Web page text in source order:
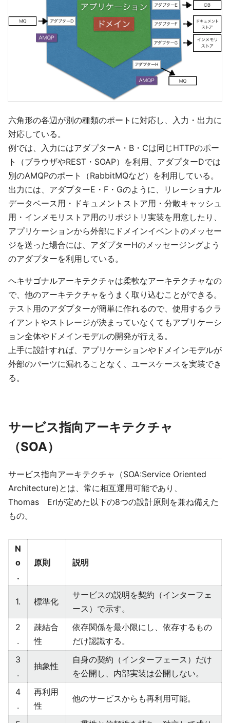
六角形の各辺が別の種類のポートに対応し、入力・出力に
対応している。
例では、入力にはアダプターA・B・Cは同じHTTPのポー
ト（ブラウザやREST・SOAP）を利用、アダプターDでは
別のAMQPのポート（RabbitMQなど）を利用している。
出力には、アダプターE・F・Gのように、リレーショナル
データベース用・ドキュメントストア用・分散キャッシュ
用・インメモリストア用のリポジトリ実装を用意したり、
アプリケーションから外部にドメインイベントのメッセー
ジを送った場合には、アダプターHのメッセージングよう
のアダプターを利用している。
ヘキサゴナルアーキテクチャは柔軟なアーキテクチャなの
で、他のアーキテクチャをうまく取り込むことができる。
テスト用のアダプターが簡単に作れるので、使用するクラ
イアントやストレージが決まっていなくてもアプリケーシ
ョン全体やドメインモデルの開発が行える。
上手に設計すれば、アプリケーションやドメインモデルが
外部のパーツに漏れることなく、ユースケースを実装でき
る。
サービス指向アーキテクチャ
（SOA）
サービス指向アーキテクチャ（SOA:Service Oriented
Architecture)とは、常に相互運用可能であり、
Thomas Erlが定めた以下の8つの設計原則を兼ね備えた
もの。
N
o
.
原則 説明
1. 標準化
サービスの説明を契約（インターフェ
ース）で示す。
2
.
疎結合
性
依存関係を最小限にし、依存するもの
だけ認識する。
3
.
抽象性
自身の契約（インターフェース）だけ
を公開し、内部実装は公開しない。
4
.
再利用
性
他のサービスからも再利用可能。